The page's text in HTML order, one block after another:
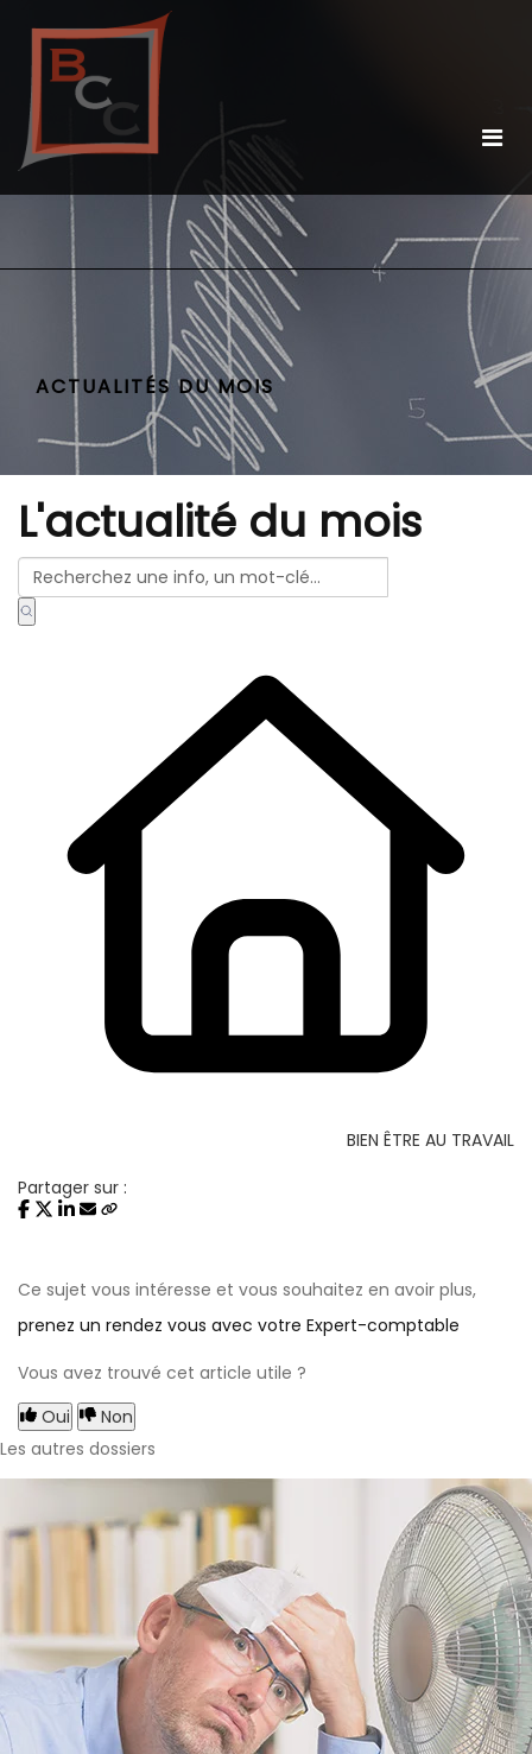
ACTUALITÉS DU MOIS
L'actualité du mois
BIEN ÊTRE AU TRAVAIL
Partager sur :
Ce sujet vous intéresse et vous souhaitez en avoir plus,
prenez un rendez vous avec votre Expert-comptable
Vous avez trouvé cet article utile ?
Oui
Non
Les autres dossiers